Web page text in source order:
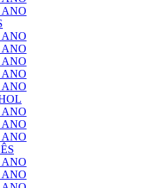
ANO
ANO
ANO
ANO
ANO
ANO
ANO
ANO
ANO
ANO
ANO